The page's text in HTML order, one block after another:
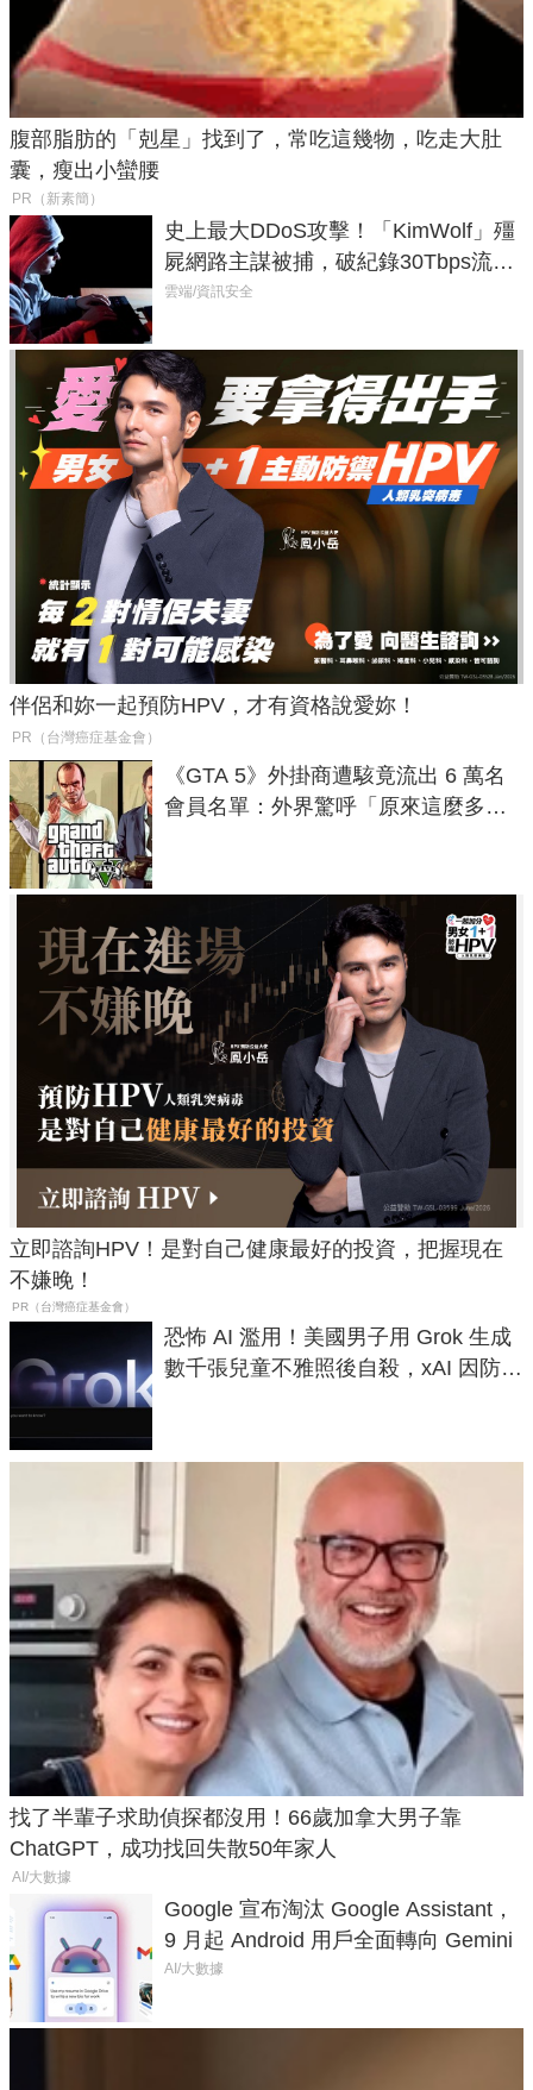
腹部脂肪的「剋星」找到了，常吃這幾物，吃走大肚
囊，瘦出小蠻腰
PR（新素簡）
史上最大DDoS攻擊！「KimWolf」殭
屍網路主謀被捕，破紀錄30Tbps流量
癱瘓全球！
雲端/資訊安全
伴侶和妳一起預防HPV，才有資格說愛妳！
PR（台灣癌症基金會）
《GTA 5》外掛商遭駭竟流出 6 萬名
會員名單：外界驚呼「原來這麼多人
立即諮詢HPV！是對自己健康最好的投資，把握現在
不嫌晚！
PR（台灣癌症基金會）
恐怖 AI 濫用！美國男子用 Grok 生成
數千張兒童不雅照後自殺，xAI 因防護
找了半輩子求助偵探都沒用！66歲加拿大男子靠
ChatGPT，成功找回失散50年家人
AI/大數據
Google 宣布淘汰 Google Assistant，
9 月起 Android 用戶全面轉向 Gemini
AI/大數據